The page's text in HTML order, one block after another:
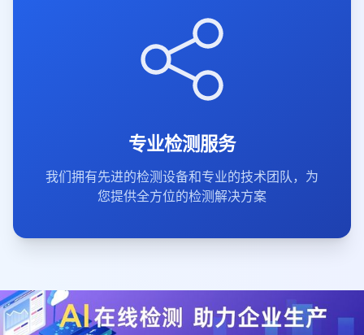
专业检测服务
我们拥有先进的检测设备和专业的技术团队，为
您提供全方位的检测解决方案